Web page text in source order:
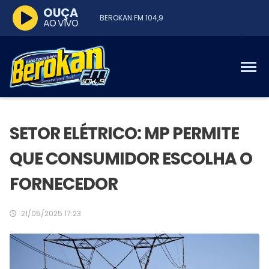
BEROKAN FM 104,9
OUÇA
AO VIVO
SETOR ELÉTRICO: MP PERMITE
QUE CONSUMIDOR ESCOLHA O
FORNECEDOR
21/05/2025 17:23